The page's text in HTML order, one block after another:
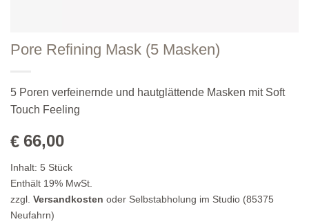
Pore Refining Mask (5 Masken)
5 Poren verfeinernde und hautglättende Masken mit Soft
Touch Feeling
€ 66,00
Inhalt: 5 Stück
Enthält 19% MwSt.
zzgl. Versandkosten oder Selbstabholung im Studio (85375
Neufahrn)